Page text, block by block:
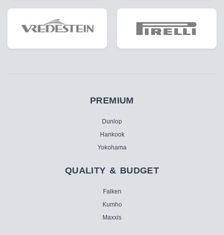
PREMIUM
Dunlop
Hankook
Yokohama
QUALITY & BUDGET
Falken
Kumho
Maxxis